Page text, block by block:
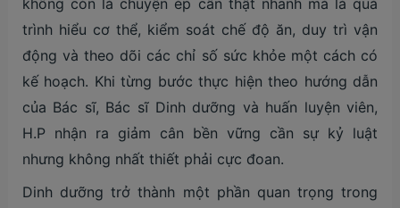
trình hiểu cơ thể, kiểm soát chế độ ăn, duy trì vận
động và theo dõi các chỉ số sức khỏe một cách có
kế hoạch. Khi từng bước thực hiện theo hướng dẫn
của Bác sĩ, Bác sĩ Dinh dưỡng và huấn luyện viên,
H.P nhận ra giảm cân bền vững cần sự kỷ luật
nhưng không nhất thiết phải cực đoan.
Dinh dưỡng trở thành một phần quan trọng trong